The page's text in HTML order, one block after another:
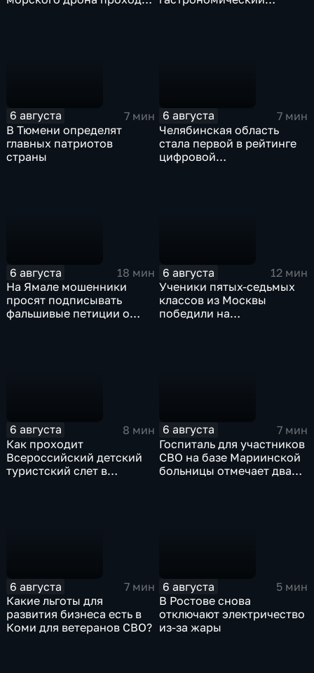
6 августа
7 мин
В Тюмени определят
главных патриотов
страны
6 августа
7 мин
Челябинская область
стала первой в рейтинге
цифровой
6 августа
18 мин
На Ямале мошенники
просят подписывать
фальшивые петиции о
6 августа
12 мин
Ученики пятых-седьмых
классов из Москвы
победили на
6 августа
8 мин
Как проходит
Всероссийский детский
туристский слет в
6 августа
7 мин
Госпиталь для участников
СВО на базе Мариинской
больницы отмечает два
6 августа
7 мин
Какие льготы для
развития бизнеса есть в
Коми для ветеранов СВО?
6 августа
5 мин
В Ростове снова
отключают электричество
из-за жары